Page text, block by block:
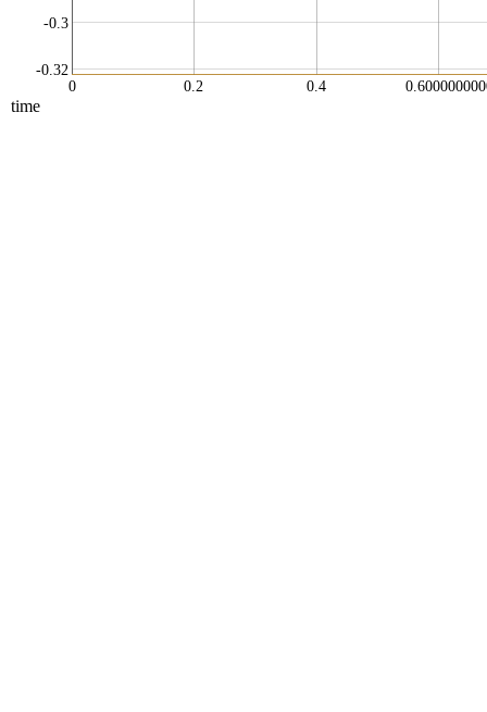
time
-0.32
-0.3
0 0.2 0.4